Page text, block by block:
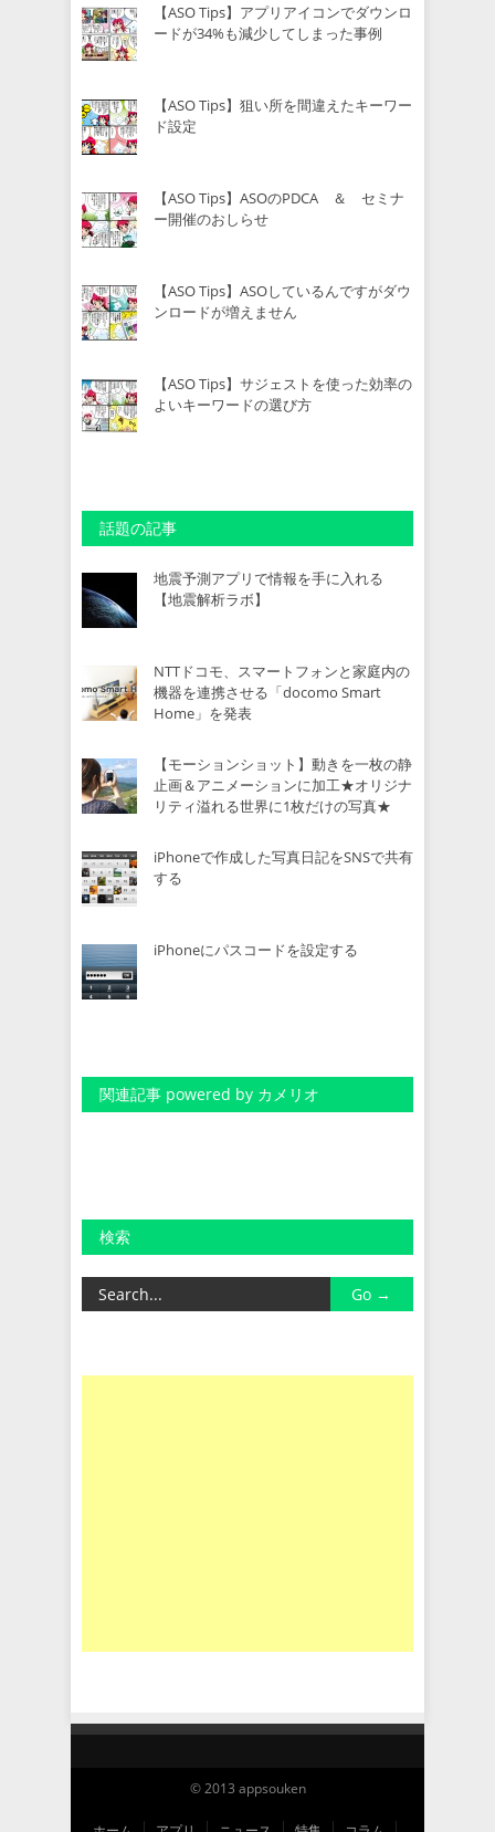
【ASO Tips】アプリアイコンでダウンロ
ードが34%も減少してしまった事例
【ASO Tips】狙い所を間違えたキーワー
ド設定
【ASO Tips】ASOのPDCA ＆ セミナ
ー開催のおしらせ
【ASO Tips】ASOしているんですがダウ
ンロードが増えません
【ASO Tips】サジェストを使った効率の
よいキーワードの選び方
話題の記事
地震予測アプリで情報を手に入れる
【地震解析ラボ】
NTTドコモ、スマートフォンと家庭内の
機器を連携させる「docomo Smart
Home」を発表
【モーションショット】動きを一枚の静
止画＆アニメーションに加工★オリジナ
リティ溢れる世界に1枚だけの写真★
iPhoneで作成した写真日記をSNSで共有
する
iPhoneにパスコードを設定する
関連記事 powered by カメリオ
検索
© 2013 appsouken